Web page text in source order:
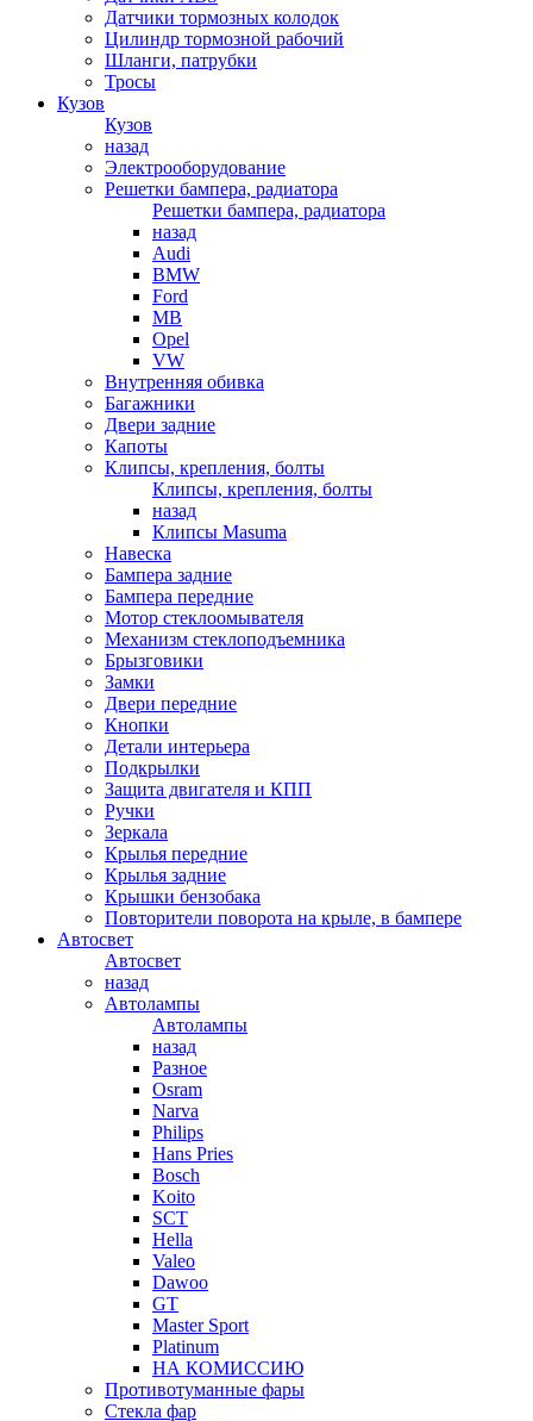
Датчики тормозных колодок
Цилиндр тормозной рабочий
Шланги, патрубки
Тросы
Кузов
Кузов
назад
Электрооборудование
Решетки бампера, радиатора
Решетки бампера, радиатора
назад
Audi
BMW
Ford
MB
Opel
VW
Внутренняя обивка
Багажники
Двери задние
Капоты
Клипсы, крепления, болты
Клипсы, крепления, болты
назад
Клипсы Masuma
Навеска
Бампера задние
Бампера передние
Мотор стеклоомывателя
Механизм стеклоподъемника
Брызговики
Замки
Двери передние
Кнопки
Детали интерьера
Подкрылки
Защита двигателя и КПП
Ручки
Зеркала
Крылья передние
Крылья задние
Крышки бензобака
Повторители поворота на крыле, в бампере
Автосвет
Автосвет
назад
Автолампы
Автолампы
назад
Разное
Osram
Narva
Philips
Hans Pries
Bosch
Koito
SCT
Hella
Valeo
Dawoo
GT
Master Sport
Platinum
НА КОМИССИЮ
Противотуманные фары
Стекла фар